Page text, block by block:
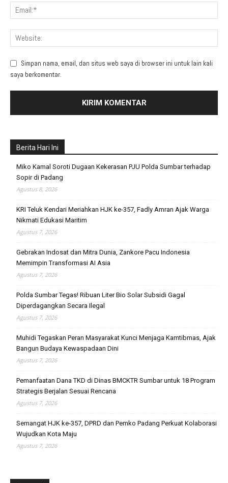
Simpan nama, email, dan situs web saya di browser ini untuk lain kali
saya berkomentar.
Berita Hari Ini
Miko Kamal Soroti Dugaan Kekerasan PJU Polda Sumbar terhadap
Sopir di Padang
Agustus 8, 2026
KRI Teluk Kendari Meriahkan HJK ke-357, Fadly Amran Ajak Warga
Nikmati Edukasi Maritim
Agustus 7, 2026
Gebrakan Indosat dan Mitra Dunia, Zankore Pacu Indonesia
Memimpin Transformasi AI Asia
Agustus 7, 2026
Polda Sumbar Tegas! Ribuan Liter Bio Solar Subsidi Gagal
Diperdagangkan Secara Ilegal
Agustus 7, 2026
Muhidi Tegaskan Peran Masyarakat Kunci Menjaga Kamtibmas, Ajak
Bangun Budaya Kewaspadaan Dini
Agustus 7, 2026
Pemanfaatan Dana TKD di Dinas BMCKTR Sumbar untuk 18 Program
Strategis Berjalan Sesuai Rencana
Agustus 7, 2026
Semangat HJK ke-357, DPRD dan Pemko Padang Perkuat Kolaborasi
Wujudkan Kota Maju
Agustus 7, 2026